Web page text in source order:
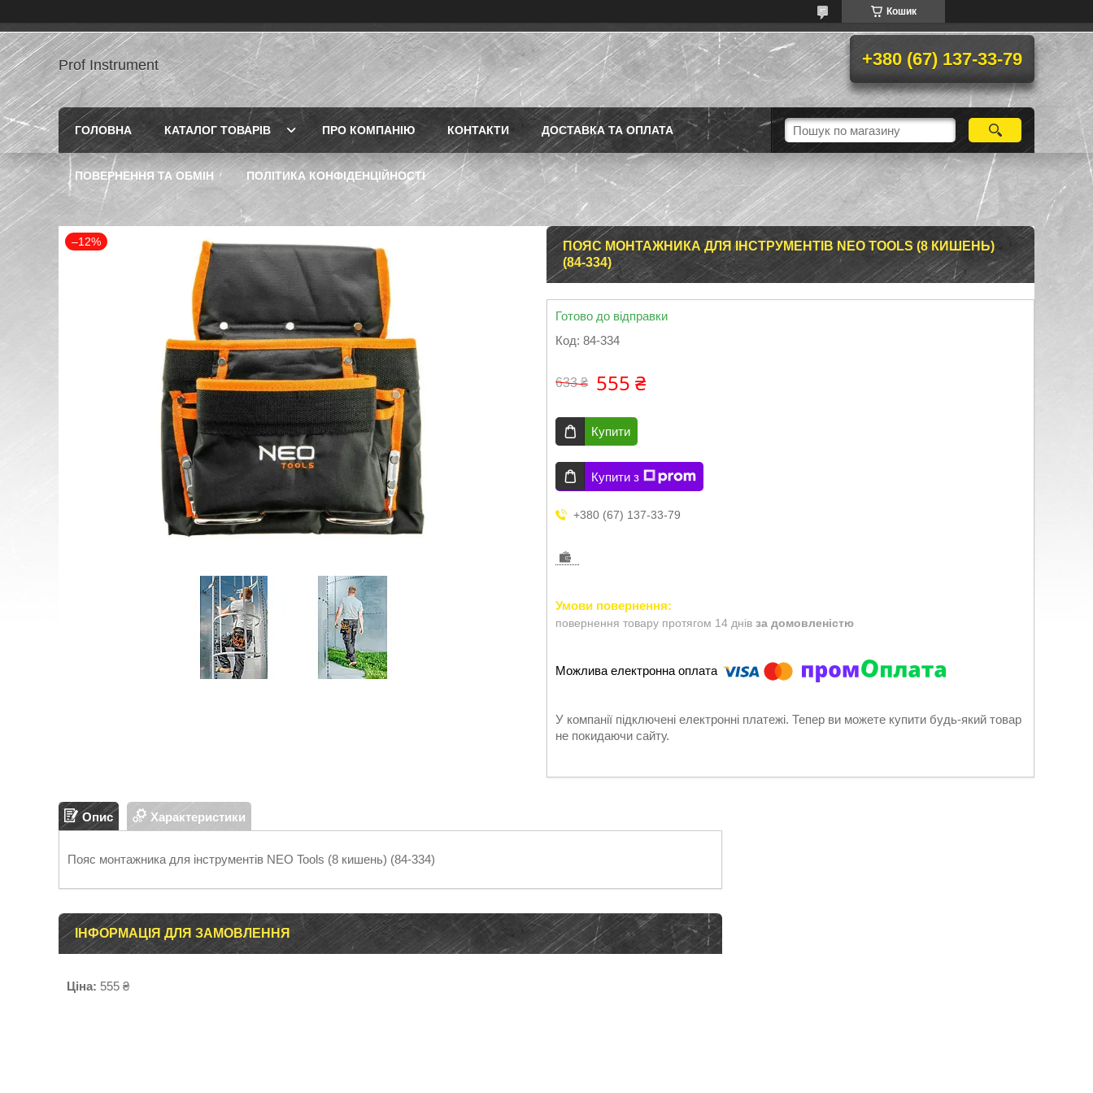
Кошик
Prof Instrument +380 (67) 137-33-79
ГОЛОВНА КАТАЛОГ ТОВАРІВ ПРО КОМПАНІЮ КОНТАКТИ ДОСТАВКА ТА ОПЛАТА
ПОВЕРНЕННЯ ТА ОБМІН ПОЛІТИКА КОНФІДЕНЦІЙНОСТІ
–12%
ПОЯС МОНТАЖНИКА ДЛЯ ІНСТРУМЕНТІВ NEO TOOLS (8 КИШЕНЬ)
(84-334)
Готово до відправки
Код: 84-334
633 ₴ 555 ₴
Купити
Купити з
+380 (67) 137-33-79
повернення товару протягом 14 днів за домовленістю
У компанії підключені електронні платежі. Тепер ви можете купити будь-який товар
не покидаючи сайту.
Опис Характеристики
Пояс монтажника для інструментів NEO Tools (8 кишень) (84-334)
ІНФОРМАЦІЯ ДЛЯ ЗАМОВЛЕННЯ
Ціна: 555 ₴